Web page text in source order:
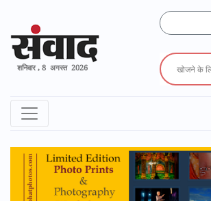
शनिवार , 8 अगस्त 2026